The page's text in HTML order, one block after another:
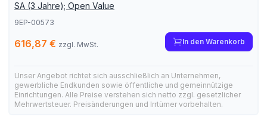
SA (3 Jahre); Open Value
9EP-00573
616,87 € zzgl. MwSt. In den Warenkorb
Unser Angebot richtet sich ausschließlich an Unternehmen,
gewerbliche Endkunden sowie öffentliche und gemeinnützige
Einrichtungen. Alle Preise verstehen sich netto zzgl. gesetzlicher
Mehrwertsteuer. Preisänderungen und Irrtümer vorbehalten.